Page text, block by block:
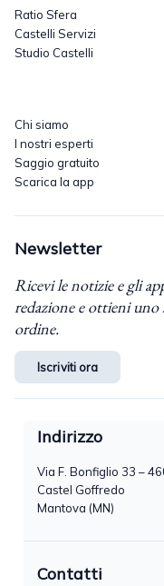
Ratio Sfera
Castelli Servizi
Studio Castelli
Chi siamo
I nostri esperti
Saggio gratuito
Scarica la app
Newsletter
Ricevi le notizie e gli
redazione e ottieni
ordine.
Iscriviti ora
Indirizzo
Via F. Bonfiglio 33 –
Castel Goffredo
Mantova (MN)
Contatti